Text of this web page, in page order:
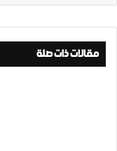
مقالات ذات صلة